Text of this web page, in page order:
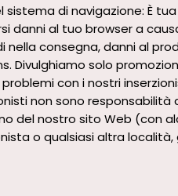
di navigazione: È
danni al tuo browser a
nella consegna, danni al
Divulghiamo solo
con i nostri
non sono
del nostro sito Web (con
o qualsiasi altra